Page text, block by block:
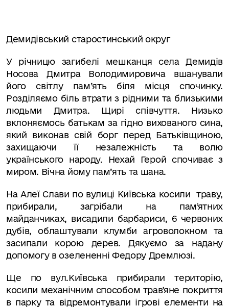
Демидівський старостинський округ
У річницю загибелі мешканця села Демидів
Носова
Дмитра Володимировича вшанували
його світлу пам’ять біля місця спочинку.
Розділяємо біль втрати з рідними та близькими
людьми Дмитра. Щирі співчуття. Низько
вклоняємось батькам за гідно вихованого сина,
який виконав свій борг перед Батьківщиною,
захищаючи її незалежність та волю
українського народу. Нехай Герой спочиває з
миром. Вічна йому пам’ять та шана.
На Алеї Слави по вулиці Київська косили
траву,
прибирали, загрібали на памʼятних
майданчиках, висадили барбариси, 6 червоних
дубів, облаштували клумби агроволокном та
засипали корою дерев. Дякуємо за надану
допомогу в озелененні Федору Дремлюзі.
Ще по вул.Київська прибирали територію,
косили механічним способом травʼяне покриття
в парку та відремонтували ігрові елементи на